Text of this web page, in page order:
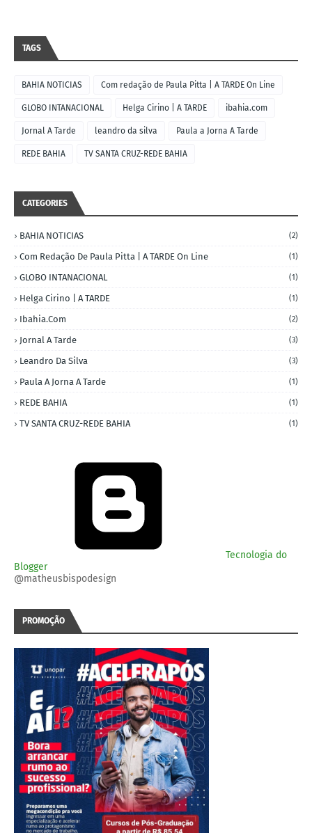
TAGS
BAHIA NOTICIAS Com redação de Paula Pitta | A TARDE On Line
GLOBO INTANACIONAL Helga Cirino | A TARDE ibahia.com
Jornal A Tarde leandro da silva Paula a Jorna A Tarde
REDE BAHIA TV SANTA CRUZ-REDE BAHIA
CATEGORIES
BAHIA NOTICIAS (2)
Com Redação De Paula Pitta | A TARDE On Line (1)
GLOBO INTANACIONAL (1)
Helga Cirino | A TARDE (1)
Ibahia.com (2)
Jornal A Tarde (3)
Leandro Da Silva (3)
Paula A Jorna A Tarde (1)
REDE BAHIA (1)
TV SANTA CRUZ-REDE BAHIA (1)
Tecnologia do
Blogger
@matheusbispodesign
PROMOÇÃO